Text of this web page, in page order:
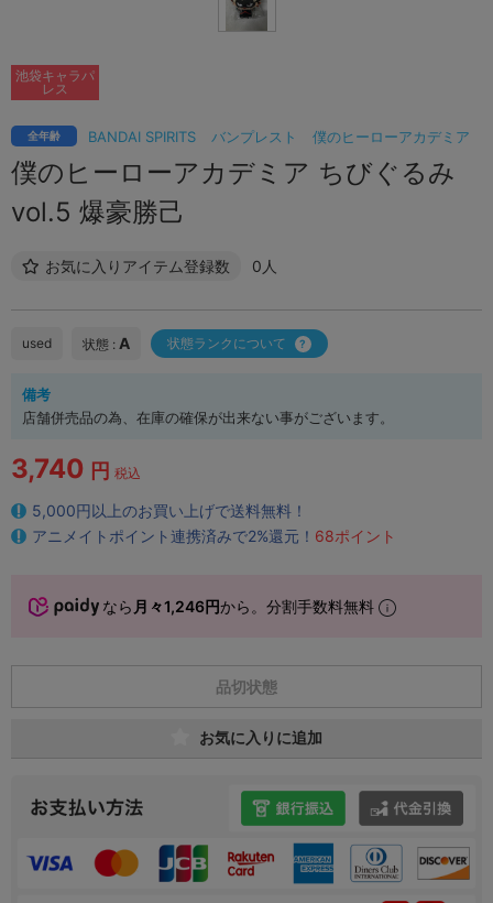
BANDAI SPIRITS バンプレスト 僕のヒーローアカデミア
全年齢
僕のヒーローアカデミア ちびぐるみ
vol.5 爆豪勝己
お気に入りアイテム登録数 0人
池袋キャラパ
レス
used 状態 : A 状態ランクについて
備考
店舗併売品の為、在庫の確保が出来ない事がございます。
3,740 円 税込
5,000円以上のお買い上げで送料無料！
アニメイトポイント連携済みで2%還元！ 68ポイント
なら 月々1,246円から。分割手数料無料
品切状態
お気に入りに追加